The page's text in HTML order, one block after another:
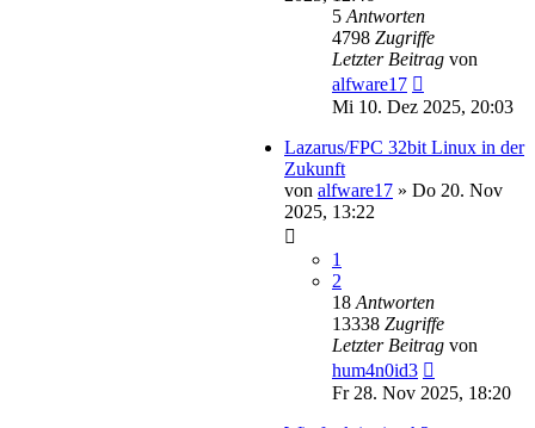
5 Antworten
4798 Zugriffe
Letzter Beitrag von
alfware17
Mi 10. Dez 2025, 20:03
Lazarus/FPC 32bit Linux in der
Zukunft
von alfware17 » Do 20. Nov
2025, 13:22
1
2
18 Antworten
13338 Zugriffe
Letzter Beitrag von
hum4n0id3
Fr 28. Nov 2025, 18:20